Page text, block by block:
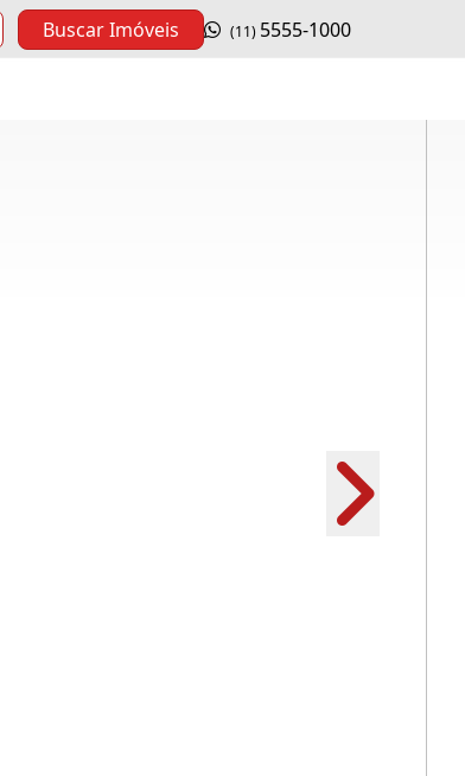
Buscar Imóveis (11) 5555-1000